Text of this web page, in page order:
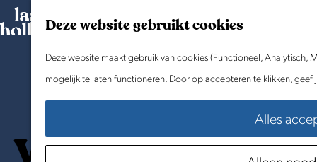
Deze website gebruikt cookies
Deze website maakt gebruik van cookies (Functioneel,
mogelijk te laten functioneren. Door op accepteren te klikken, geef
Alles
a
Partner